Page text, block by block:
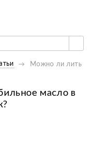
Можно ли лить
масло в